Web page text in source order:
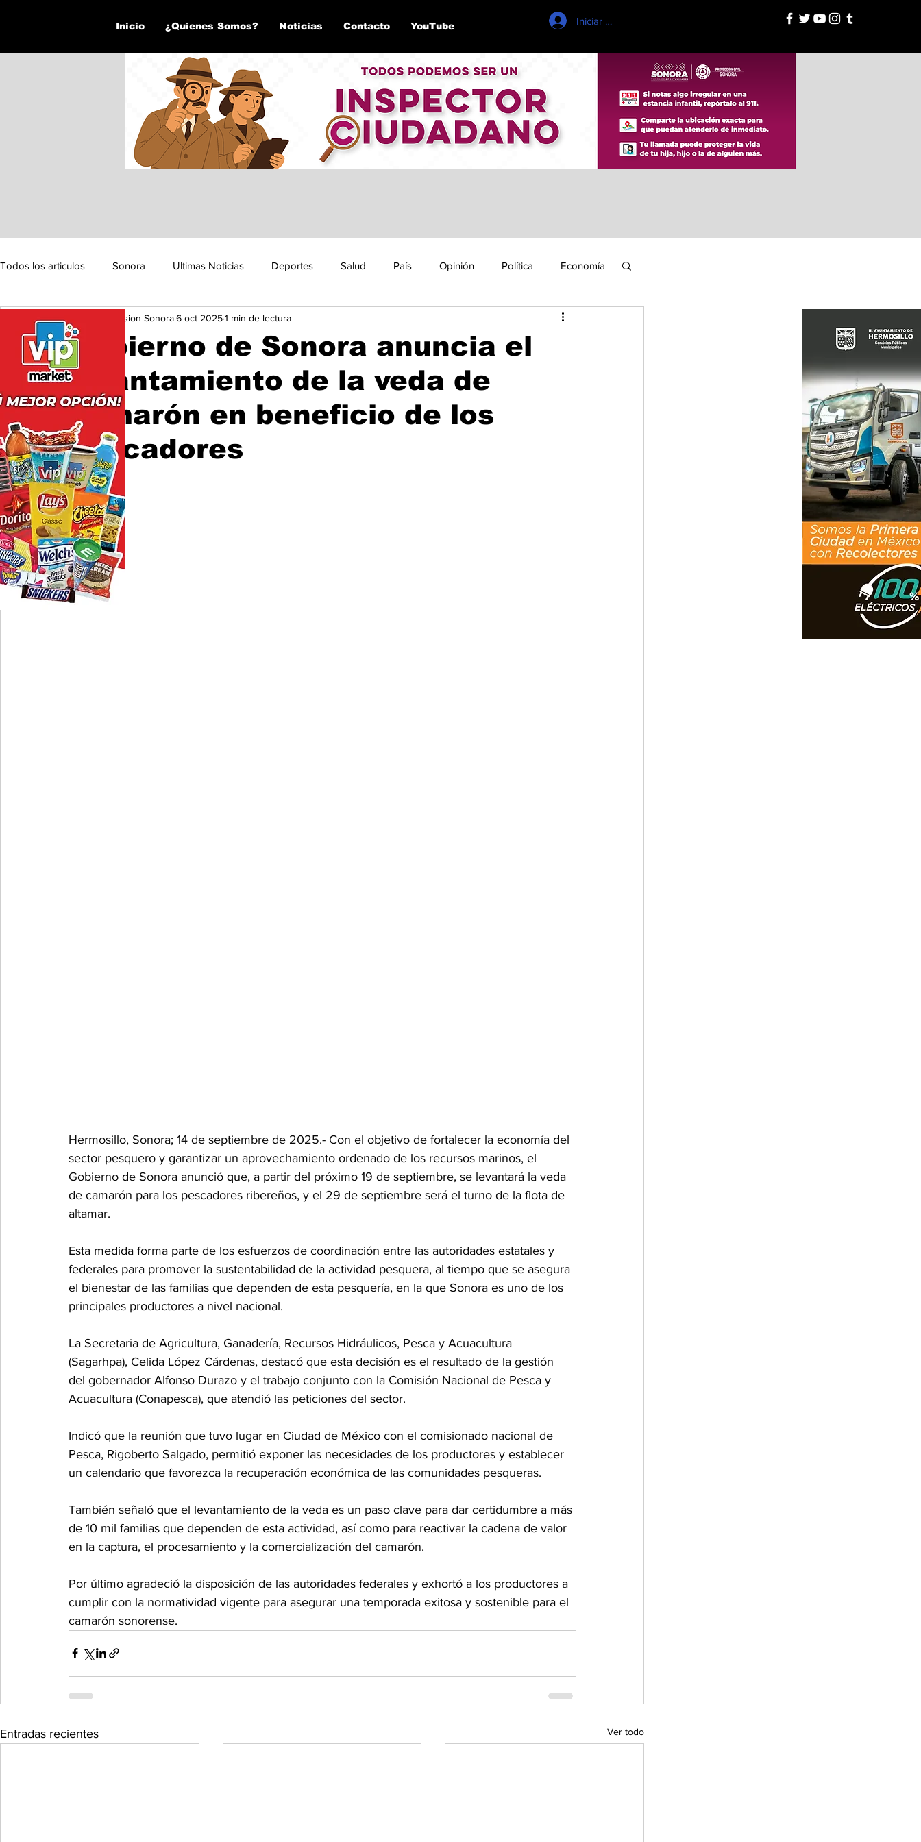
Inicio ¿Quienes Somos? Noticias Contacto YouTube Iniciar sesión
Todos los articulos Sonora Ultimas Noticias Deportes Salud País Opinión Política Economía
Seguridad Educación y Cultura San Luis Río Colorado
Gobierno de Sonora anuncia el
levantamiento de la veda de
camarón en beneficio de los
pescadores
Expresion Sonora6 oct 20251 min de lectura
Hermosillo, Sonora; 14 de septiembre de 2025.- Con el objetivo de fortalecer la economía del
sector pesquero y garantizar un aprovechamiento ordenado de los recursos marinos, el
Gobierno de Sonora anunció que, a partir del próximo 19 de septiembre, se levantará la veda
de camarón para los pescadores ribereños, y el 29 de septiembre será el turno de la flota de
altamar.
Esta medida forma parte de los esfuerzos de coordinación entre las autoridades estatales y
federales para promover la sustentabilidad de la actividad pesquera, al tiempo que se asegura
el bienestar de las familias que dependen de esta pesquería, en la que Sonora es uno de los
principales productores a nivel nacional.
La Secretaria de Agricultura, Ganadería, Recursos Hidráulicos, Pesca y Acuacultura
(Sagarhpa), Celida López Cárdenas, destacó que esta decisión es el resultado de la gestión
del gobernador Alfonso Durazo y el trabajo conjunto con la Comisión Nacional de Pesca y
Acuacultura (Conapesca), que atendió las peticiones del sector.
Indicó que la reunión que tuvo lugar en Ciudad de México con el comisionado nacional de
Pesca, Rigoberto Salgado, permitió exponer las necesidades de los productores y establecer
un calendario que favorezca la recuperación económica de las comunidades pesqueras.
También señaló que el levantamiento de la veda es un paso clave para dar certidumbre a más
de 10 mil familias que dependen de esta actividad, así como para reactivar la cadena de valor
en la captura, el procesamiento y la comercialización del camarón.
Por último agradeció la disposición de las autoridades federales y exhortó a los productores a
cumplir con la normatividad vigente para asegurar una temporada exitosa y sostenible para el
camarón sonorense.
Entradas recientes Ver todo